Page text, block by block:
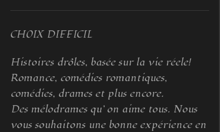
CHOIX DIFFICIL
Histoires drôles, basée sur la vie réele!
Romance, comédies romantiques,
comédies, drames et plus encore.
Des mélodrames qu’ on aime tous. Nous
vous souhaitons une bonne expérience en